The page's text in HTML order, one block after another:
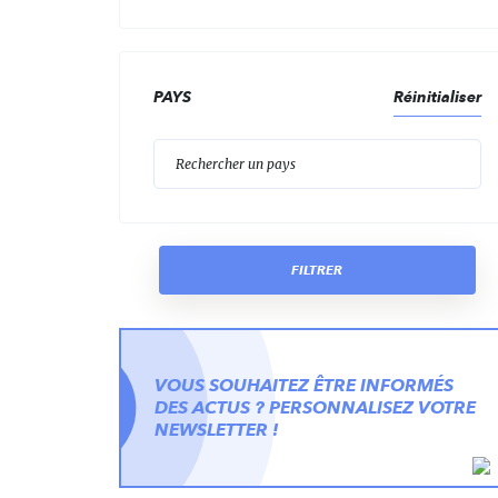
PAYS Réinitialiser
FILTRER
VOUS SOUHAITEZ ÊTRE INFORMÉS
DES ACTUS ? PERSONNALISEZ VOTRE
NEWSLETTER !